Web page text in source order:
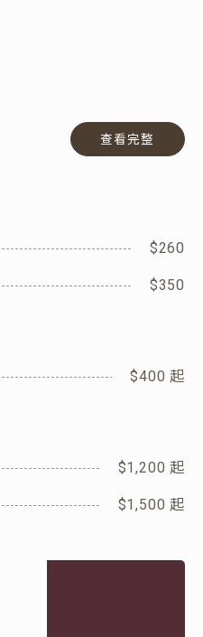
查看完整
$260
$350
$400 起
$1,200 起
$1,500 起